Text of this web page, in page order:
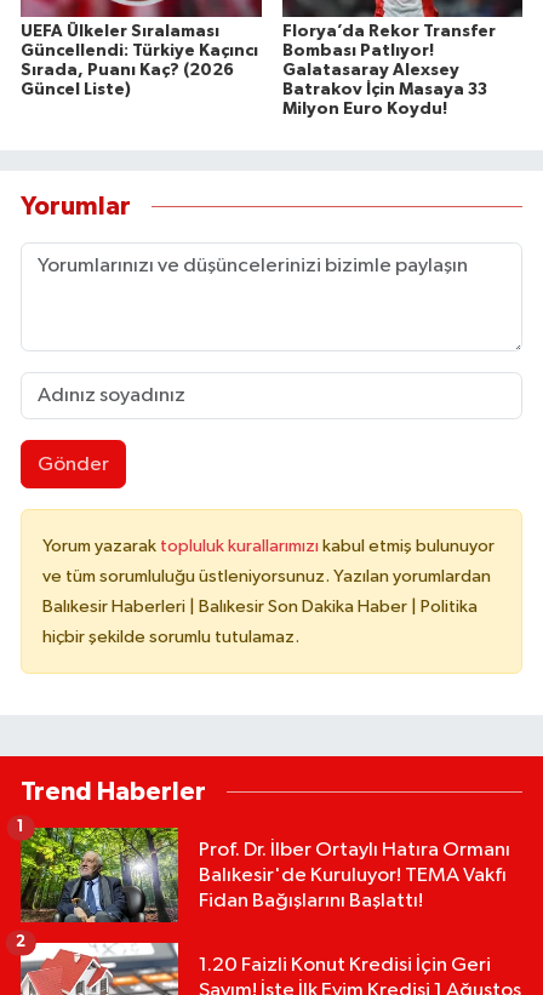
UEFA Ülkeler Sıralaması
Güncellendi: Türkiye Kaçıncı
Sırada, Puanı Kaç? (2026
Güncel Liste)
Florya’da Rekor Transfer
Bombası Patlıyor!
Galatasaray Alexsey
Batrakov İçin Masaya 33
Milyon Euro Koydu!
Yorumlar
Gönder
Yorum yazarak topluluk kurallarımızı kabul etmiş bulunuyor
ve tüm sorumluluğu üstleniyorsunuz. Yazılan yorumlardan
Balıkesir Haberleri | Balıkesir Son Dakika Haber | Politika
hiçbir şekilde sorumlu tutulamaz.
Trend Haberler
Prof. Dr. İlber Ortaylı Hatıra Ormanı
Balıkesir'de Kuruluyor! TEMA Vakfı
Fidan Bağışlarını Başlattı!
1.20 Faizli Konut Kredisi İçin Geri
Sayım! İşte İlk Evim Kredisi 1 Ağustos
2